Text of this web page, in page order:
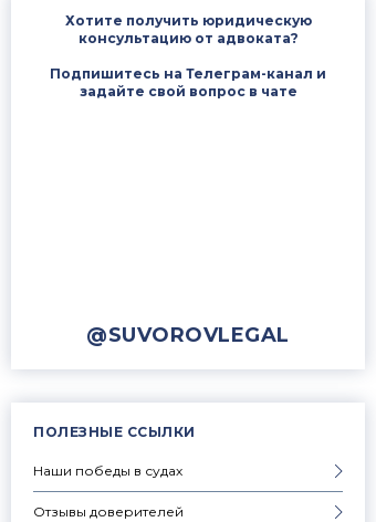
Хотите получить юридическую
консультацию от адвоката?
Подпишитесь на Телеграм-канал и
задайте свой вопрос в чате
@SUVOROVLEGAL
ПОЛЕЗНЫЕ ССЫЛКИ
Наши победы в судах
Отзывы доверителей